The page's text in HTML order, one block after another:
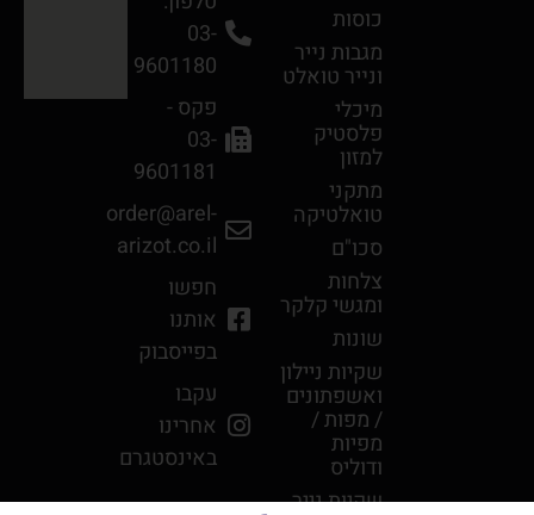
כוסות
מגבות נײר
ונײר טואלט
מיכלי
פלסטיק
למזון
מתקני
טואלטיקה
סכו"ם
צלחות
ומגשי קלקר
שונות
שקיות ניילון
ואשפתונים
/ מפות /
מפיות
ודוליס
שקיות נייר
03-
9601180
פקס -
03-
9601181
order@arel-
arizot.co.il
חפשו
אותנו
בפייסבוק
עקבו
אחרינו
באינסטגרם